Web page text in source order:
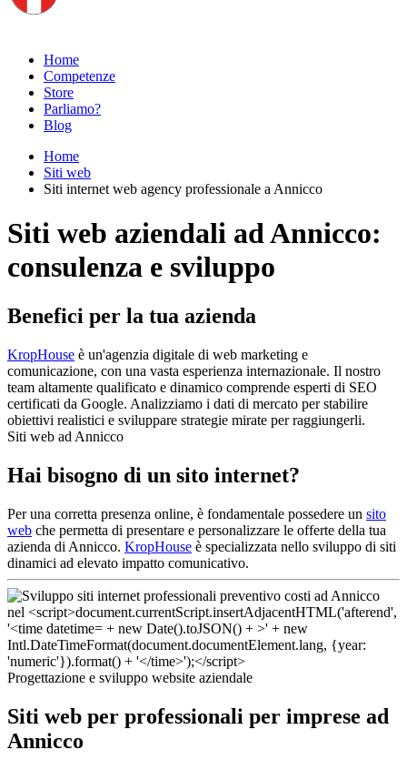
Home
Competenze
Store
Parliamo?
Blog
Home
Siti web
Siti internet web agency professionale a Annicco
Siti web aziendali ad Annicco:
consulenza e sviluppo
Benefici per la tua azienda
KropHouse è un'agenzia digitale di web marketing e
comunicazione, con una vasta esperienza internazionale. Il nostro
team altamente qualificato e dinamico comprende esperti di SEO
certificati da Google. Analizziamo i dati di mercato per stabilire
obiettivi realistici e sviluppare strategie mirate per raggiungerli.
Siti web ad Annicco
Hai bisogno di un sito internet?
Per una corretta presenza online, è fondamentale possedere un sito
web che permetta di presentare e personalizzare le offerte della tua
azienda di Annicco. KropHouse è specializzata nello sviluppo di siti
dinamici ad elevato impatto comunicativo.
Progettazione e sviluppo website aziendale
Siti web per professionali per imprese ad
Annicco